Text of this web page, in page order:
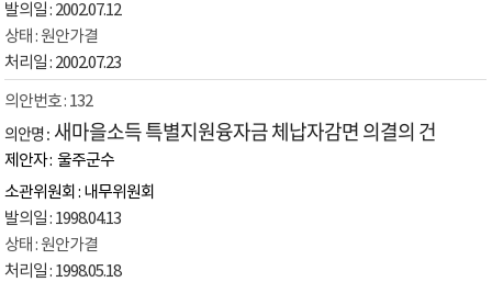
2002.07.12
원안가결
2002.07.23
132
새마을소득 특별지원융자금 체납자감면 의결의 건
울주군수
내무위원회
1998.04.13
원안가결
1998.05.18